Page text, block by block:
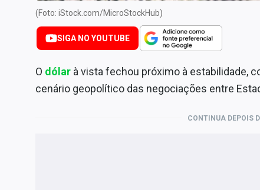
Expediente
(Foto: iStock.com/MicroStockHub)
SIGA NO YOUTUBE
O dólar à vista fechou próximo à estabilidade,
cenário geopolítico das negociações entre
CONTINUA DEPOIS